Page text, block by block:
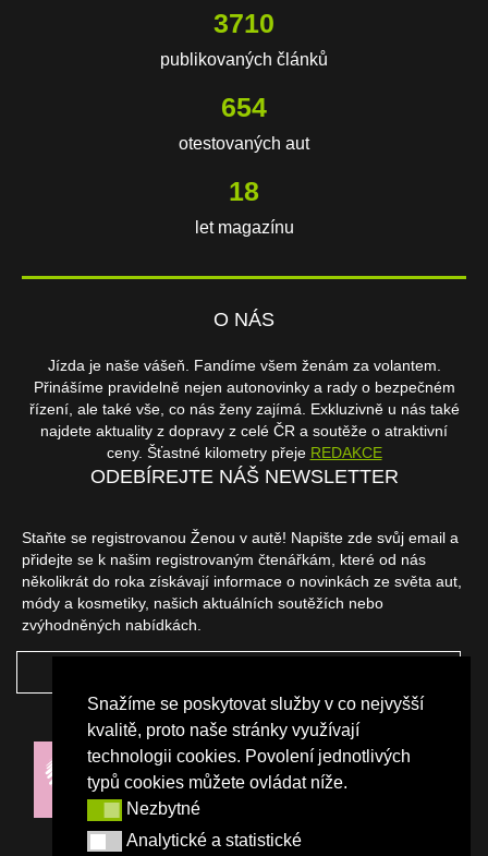
Snažíme se poskytovat služby v co nejvyšší
kvalitě, proto naše stránky využívají
technologii cookies. Povolení jednotlivých
typů cookies můžete ovládat níže.
NezbytnéNezbytné
Analytické a statistické
Analytické a statistické
3710
publikovaných článků
654
otestovaných aut
18
let magazínu
O NÁS
Jízda je naše vášeň. Fandíme všem ženám za volantem.
Přinášíme pravidelně nejen autonovinky a rady o bezpečném
řízení, ale také vše, co nás ženy zajímá. Exkluzivně u nás také
najdete aktuality z dopravy z celé ČR a soutěže o atraktivní
ceny. Šťastné kilometry přeje REDAKCE
ODEBÍREJTE NÁŠ NEWSLETTER
Staňte se registrovanou Ženou v autě! Napište zde svůj email a
přidejte se k našim registrovaným čtenářkám, které od nás
několikrát do roka získávají informace o novinkách ze světa aut,
módy a kosmetiky, našich aktuálních soutěžích nebo
zvýhodněných nabídkách.
NAŠI PARTNEŘI